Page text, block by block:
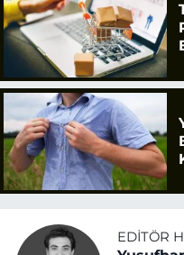
EDITÖR